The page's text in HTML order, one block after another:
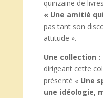
quinzaine de
« Une amitié
pas tant son
attitude ».
Une collection
dirigeant cette
présenté « Une
une idéologie,